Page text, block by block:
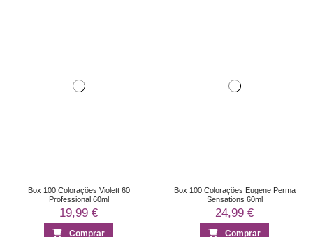
Box 100 Colorações Violett 60
Professional 60ml
19,99 €
Comprar
Box 100 Colorações Eugene Perma
Sensations 60ml
24,99 €
Comprar